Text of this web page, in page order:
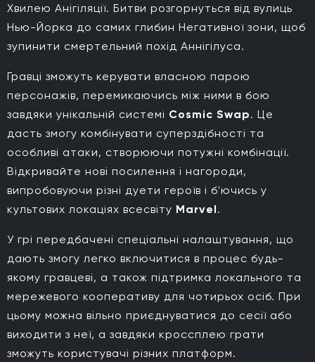
Хвилею Анігіляції. Битви розгорнуться від вулиць
Нью-Йорка до самих глибин Негативної зони, щоб
зупинити смертельний похід Аннігілуса.
Гравці зможуть керувати власною парою
персонажів, перемикаючись між ними в бою
завдяки унікальній системі Cosmic Swap. Це
дасть змогу комбінувати суперздібності та
особливі атаки, створюючи потужні комбінації.
Відкривайте нові посилення і нагороди,
випробовуючи різні дуети героїв і б'ючись у
культових локаціях всесвіту Marvel.
У грі передбачені спеціальні налаштування, що
дають змогу легко включитися в процес будь-
якому гравцеві, а також підтримка локального та
мережевого кооперативу для чотирьох осіб. При
цьому можна вільно приєднуватися до сесії або
виходити з неї, а завдяки кроссплею грати
зможуть користувачі різних платформ.